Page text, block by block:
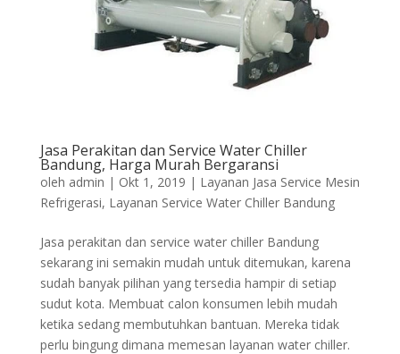
Jasa Perakitan dan Service Water Chiller
Bandung, Harga Murah Bergaransi
oleh admin | Okt 1, 2019 | Layanan Jasa Service Mesin
Refrigerasi, Layanan Service Water Chiller Bandung
Jasa perakitan dan service water chiller Bandung
sekarang ini semakin mudah untuk ditemukan, karena
sudah banyak pilihan yang tersedia hampir di setiap
sudut kota. Membuat calon konsumen lebih mudah
ketika sedang membutuhkan bantuan. Mereka tidak
perlu bingung dimana memesan layanan water chiller.